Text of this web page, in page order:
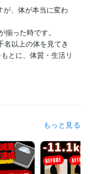
が、体が本当に変わ
った時です。
名以上の体を見てき
とに、体質・生活リ
メンタル面のサポ
したらお気軽にメッ
もっと見る